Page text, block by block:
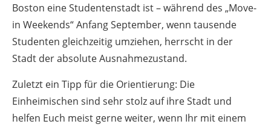
Boston eine Studentenstadt ist – während des „Move-
in Weekends“ Anfang September, wenn tausende
Studenten gleichzeitig umziehen, herrscht in der
Stadt der absolute Ausnahmezustand.
Zuletzt ein Tipp für die Orientierung: Die
Einheimischen sind sehr stolz auf ihre Stadt und
helfen Euch meist gerne weiter, wenn Ihr mit einem